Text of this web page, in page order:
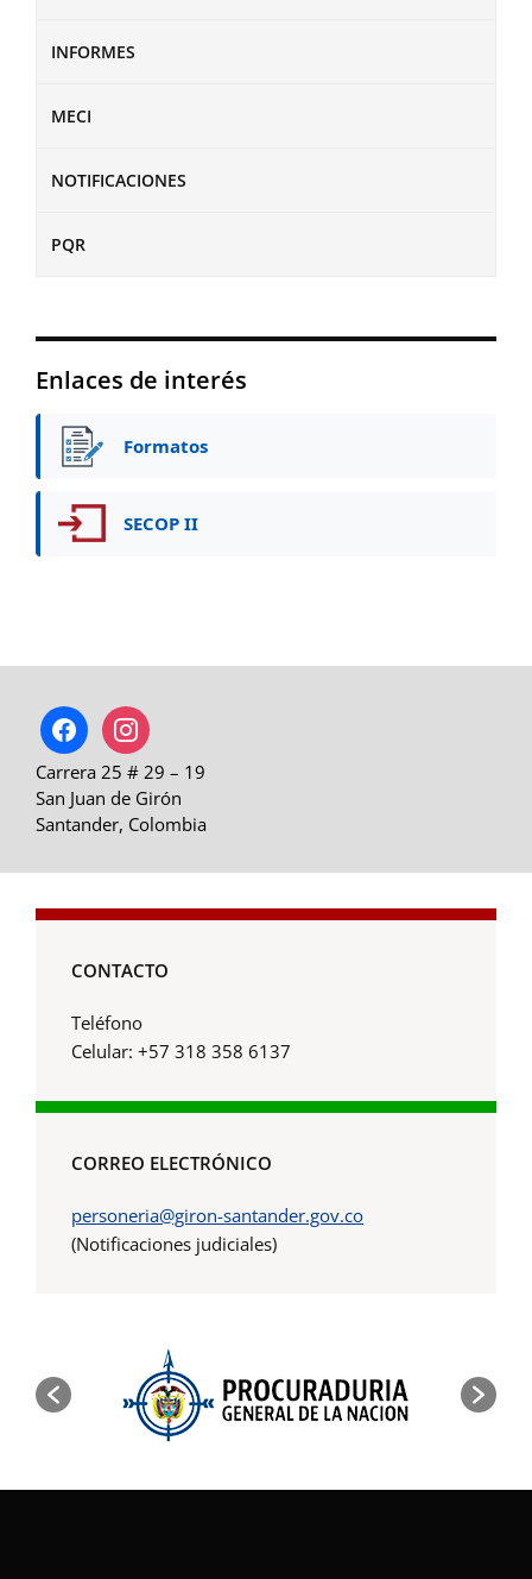
INFORMES
MECI
NOTIFICACIONES
PQR
Enlaces de interés
Formatos
SECOP II
facebookinstagram
Carrera 25 # 29 – 19
San Juan de Girón
Santander, Colombia
CONTACTO
Teléfono
Celular: +57 318 358 6137
CORREO ELECTRÓNICO
personeria@giron-santander.gov.co
(Notificaciones judiciales)